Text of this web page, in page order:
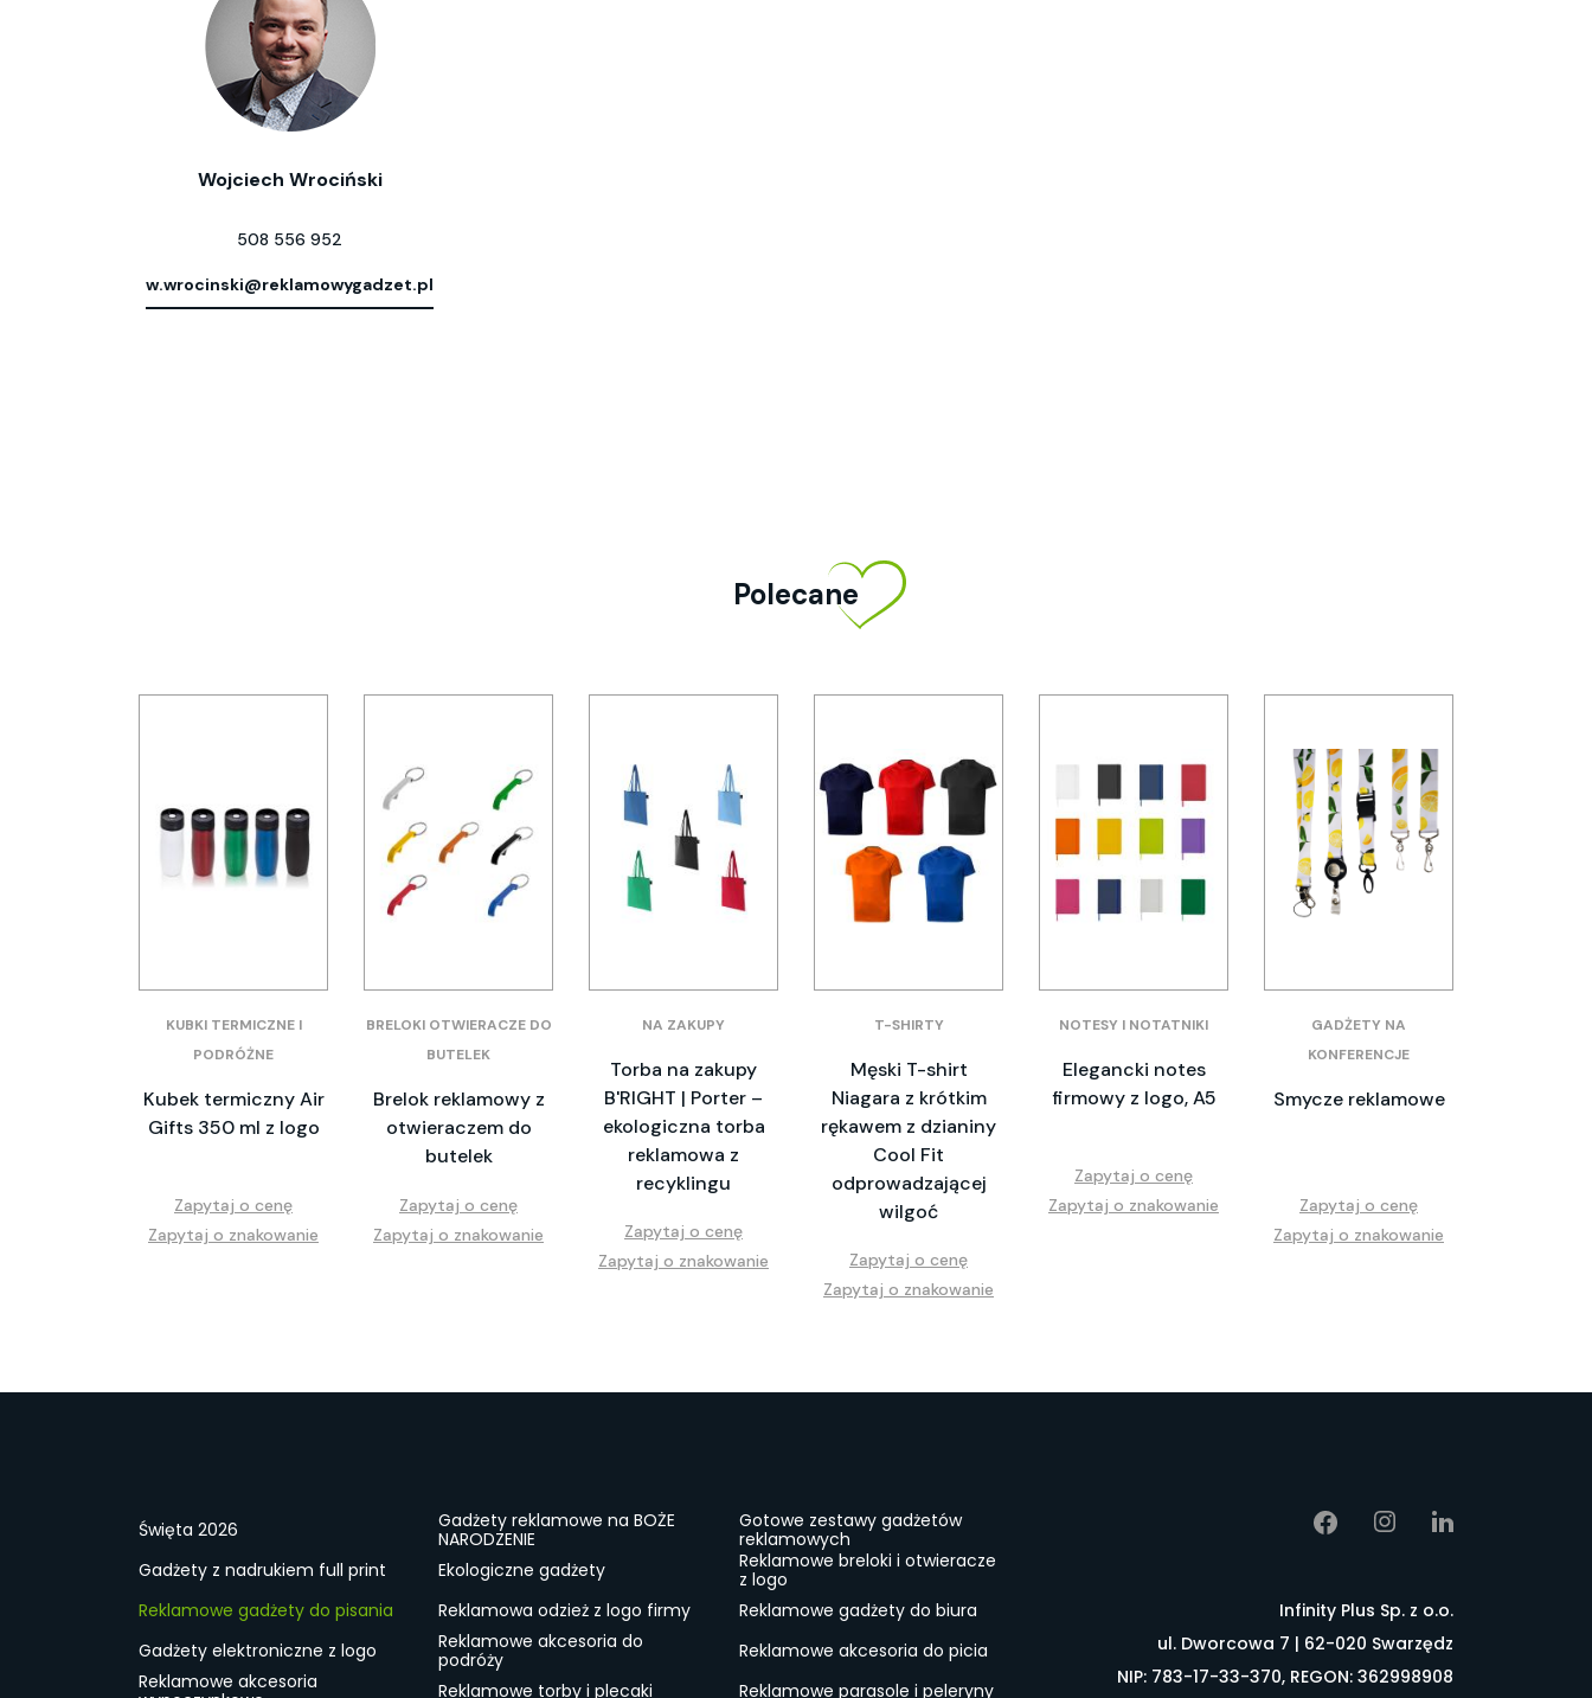
Wojciech Wrociński
508 556 952
w.wrocinski@reklamowygadzet.pl
Polecane
KUBKI TERMICZNE I
PODRÓŻNE
Kubek termiczny Air
Gifts 350 ml z logo
Zapytaj o cenę
Zapytaj o znakowanie
BRELOKI OTWIERACZE DO
BUTELEK
Brelok reklamowy z
otwieraczem do
butelek
Zapytaj o cenę
Zapytaj o znakowanie
NA ZAKUPY
Torba na zakupy
B'RIGHT | Porter –
ekologiczna torba
reklamowa z
recyklingu
Zapytaj o cenę
Zapytaj o znakowanie
T-SHIRTY
Męski T-shirt
Niagara z krótkim
rękawem z dzianiny
Cool Fit
odprowadzającej
wilgoć
Zapytaj o cenę
Zapytaj o znakowanie
NOTESY I NOTATNIKI
Elegancki notes
firmowy z logo, A5
Zapytaj o cenę
Zapytaj o znakowanie
GADŻETY NA
KONFERENCJE
Smycze reklamowe
Zapytaj o cenę
Zapytaj o znakowanie
Święta 2026
Gadżety reklamowe na BOŻE
NARODZENIE
Gotowe zestawy gadżetów
reklamowych
Gadżety z nadrukiem full print
Ekologiczne gadżety
Reklamowe breloki i otwieracze
z logo
Reklamowe gadżety do pisania
Reklamowa odzież z logo firmy
Reklamowe gadżety do biura
Gadżety elektroniczne z logo
Reklamowe akcesoria do
podróży
Reklamowe akcesoria do picia
Reklamowe akcesoria
Reklamowe torby i plecaki Reklamowe parasole i peleryny
Infinity Plus Sp. z o.o.
ul. Dworcowa 7 | 62-020 Swarzędz
NIP: 783-17-33-370, REGON: 362998908